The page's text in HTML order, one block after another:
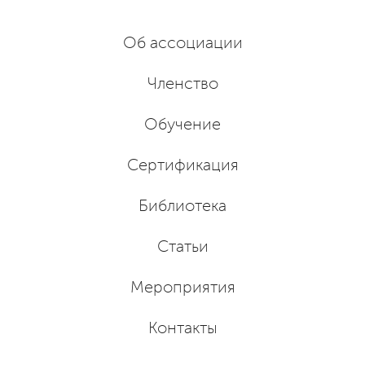
Об ассоциации
Членство
Обучение
Сертификация
Библиотека
Статьи
Мероприятия
Контакты